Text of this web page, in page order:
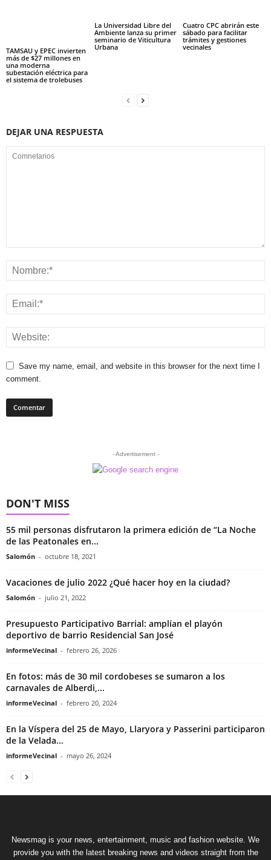
TAMSAU y EPEC invierten
más de $27 millones en
una moderna
subestación eléctrica para
el sistema de trolebuses
La Universidad Libre del
Ambiente lanza su primer
seminario de Viticultura
Urbana
Cuatro CPC abrirán este
sábado para facilitar
trámites y gestiones
vecinales
DEJAR UNA RESPUESTA
Save my name, email, and website in this browser for the next time I
comment.
- Advertisement -
DON'T MISS
55 mil personas disfrutaron la primera edición de “La Noche
de las Peatonales en...
Salomón - octubre 18, 2021
Vacaciones de julio 2022 ¿Qué hacer hoy en la ciudad?
Salomón - julio 21, 2022
Presupuesto Participativo Barrial: amplían el playón
deportivo de barrio Residencial San José
informeVecinal - febrero 26, 2026
En fotos: más de 30 mil cordobeses se sumaron a los
carnavales de Alberdi,...
informeVecinal - febrero 20, 2024
En la Víspera del 25 de Mayo, Llaryora y Passerini participaron
de la Velada...
informeVecinal - mayo 26, 2024
Newsmag is your news, entertainment, music and fashion website. We
provide you with the latest breaking news and videos straight from the